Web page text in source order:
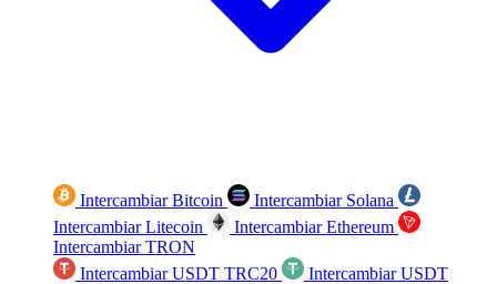
Intercambiar Bitcoin
Intercambiar Solana
Intercambiar Litecoin
Intercambiar Ethereum
Intercambiar TRON
Intercambiar USDT TRC20
Intercambiar USDT